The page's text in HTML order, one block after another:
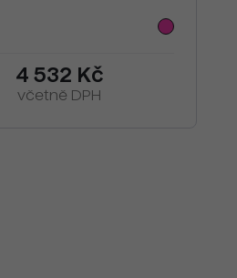
4 532 Kč
včetně DPH